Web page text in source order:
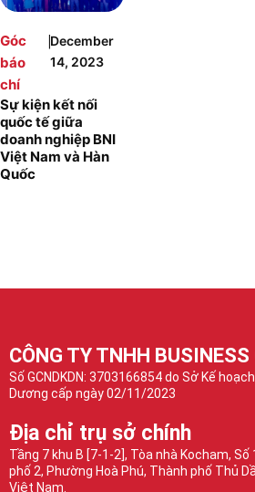
Góc
báo
chí
|December
14, 2023
Sự kiện kết nối
quốc tế giữa
doanh nghiệp BNI
Việt Nam và Hàn
Quốc
CÔNG TY TNHH
Số GCNDKDN: 3703166854 do Sở Kế
Dương cấp ngày 02/11/2023
Địa chỉ trụ sở chính
Tầng 7 khu B [7-1-2], Tòa nhà Kocham, Số
phố 2, Phường Hoà Phú, Thành phố Thủ
Việt Nam.